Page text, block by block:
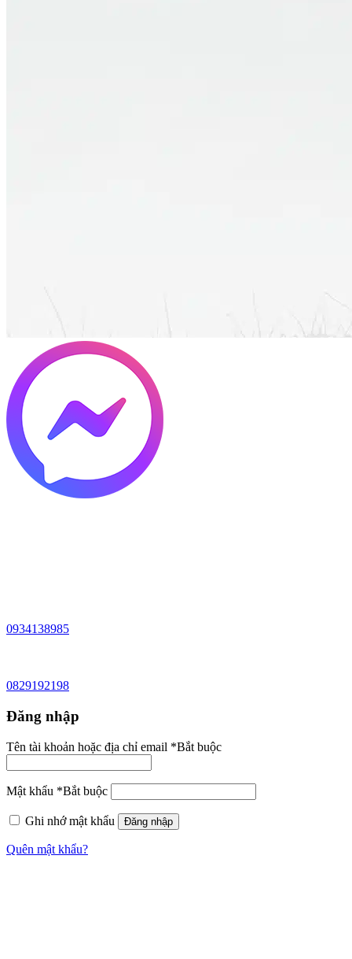
0934138985
0829192198
Đăng nhập
Tên tài khoản hoặc địa chỉ email *Bắt buộc
Mật khẩu *Bắt buộc
Ghi nhớ mật khẩu Đăng nhập
Quên mật khẩu?